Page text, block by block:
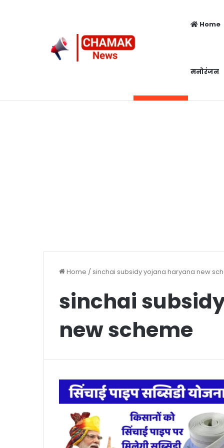
Home
मनोरंजन
Home / sinchai subsidy yojana haryana new
sinchai
new scheme